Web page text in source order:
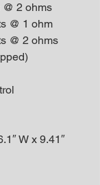
@ 2 ohms
@ 1 ohm
@ 2 ohms
W x 9.41″